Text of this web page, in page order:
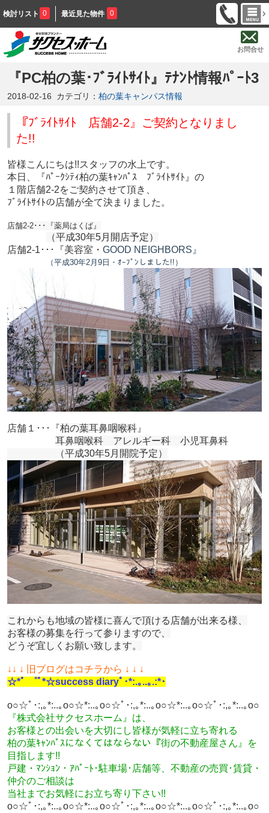
検討リスト 0 最近見た物件 0
お問合せ
『PC柏の葉･ﾌﾞﾗｲﾄｻｲﾄ』ﾃﾅﾝﾄ情報ﾊﾟｰﾄ3
2018-02-16 カテゴリ： 柏の葉キャンパス情報
『ﾌﾞﾗｲﾄｻｲﾄ 店舗2-2』ご契約となりまし
た!!
皆様こんにちは!!スタッフの水上です。
本日、『ﾊﾟｰｸｼﾃｨ柏の葉ｷｬﾝﾊﾟｽ ﾌﾞﾗｲﾄｻｲﾄ』の
１階店舗2-2をご契約させて頂き、
ﾌﾞﾗｲﾄｻｲﾄの店舗が全て決まりました。
店舗2-2･･･『薬局はくば』
（平成30年5月開店予定）
店舗2-1･･･『美容室・ GOOD NEIGHBORS 』
（平成30年2月9日・ｵｰﾌﾟﾝしました!!）
店舗１･･･『柏の葉耳鼻咽喉科』
耳鼻咽喉科 アレルギー科 小児耳鼻科
（平成30年5月開院予定）
これからも地域の皆様に喜んで頂ける店舗が出来る様、
お客様の募集を行って参りますので、
どうぞ宜しくお願い致します。
↓ ↓ ↓ 旧ブログはコチラから ↓ ↓ ↓
☆*ﾟ ゜ﾟ*☆success diaryﾟ･*:.｡..｡.:*･
o○☆ﾟ･:,｡*:..｡o○☆*:..｡o○☆ﾟ･:,｡*:..｡o○☆*:..｡o○☆ﾟ･:,｡*:..｡o○
『株式会社サクセスホーム』は、
お客様との出会いを大切にし皆様が気軽に立ち寄れる
柏の葉ｷｬﾝﾊﾟｽになくてはならない『街の不動産屋さん』を
目指します!!
戸建・ﾏﾝｼｮﾝ・ｱﾊﾟｰﾄ･駐車場･店舗等、不動産の売買･賃貸・
仲介のご相談は
当社までお気軽にお立ち寄り 下さい!!
o○☆ﾟ･:,｡*:..｡o○☆*:..｡o○☆ﾟ･:,｡*:..｡o○☆*:..｡o○☆ﾟ･:,｡*:..｡o○